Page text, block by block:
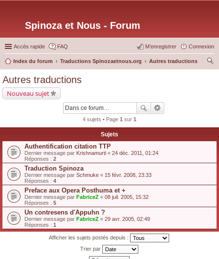
Spinoza et Nous - Forum
Accès rapide FAQ Connexion
M’enregistrer
Index du forum Traductions Spinozaetnous.org
Autres traductions
Autres traductions
Nouveau sujet
4 sujets • Page 1 sur 1
Sujets
Authentification citation TTP
Dernier message par Krishnamurti « 24 déc. 2011, 01:24
Réponses : 2
Traduction Spinoza
Dernier message par Schmuke « 15 févr. 2008, 23:33
Réponses : 4
Preface aux Opera Posthuma et +
Dernier message par FabriceZ « 08 juil. 2005, 15:32
Réponses : 5
Un contresens d'Appuhn ?
Dernier message par FabriceZ « 29 avr. 2005, 02:49
Réponses : 1
Afficher les sujets postés depuis :
Trier par